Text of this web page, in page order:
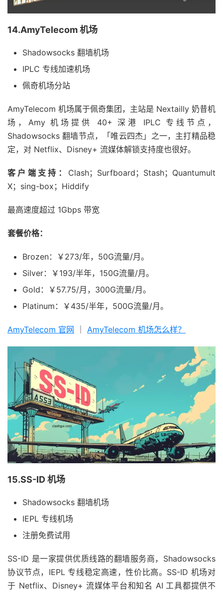
14.AmyTelecom 机场
Shadowsocks 翻墙机场
IPLC 专线加速机场
佩奇机场分站
AmyTelecom 机场属于佩奇集团，主站是 Nextailly 奶昔机
场，Amy 机场提供 40+ 深港 IPLC 专线节点，
Shadowsocks 翻墙节点，「唯云四杰」之一，主打精品稳
定，对 Netflix、Disney+ 流媒体解锁支持度也很好。
客户端支持： Clash；Surfboard；Stash；Quantumult
X；sing-box；Hiddify
最高速度超过 1Gbps 带宽
套餐价格：
Brozen：￥273/年，50G流量/月。
Silver：￥193/半年，150G流量/月。
Gold：￥57.75/月，300G流量/月。
Platinum：￥435/半年，500G流量/月。
AmyTelecom 官网 AmyTelecom 机场怎么样？
15.SS-ID 机场
Shadowsocks 翻墙机场
IEPL 专线机场
注册免费试用
SS-ID 是一家提供优质线路的翻墙服务商，Shadowsocks
协议节点，IEPL 专线稳定高速，性价比高。SS-ID 机场对
于 Netflix、Disney+ 流媒体平台和知名 AI 工具都提供不